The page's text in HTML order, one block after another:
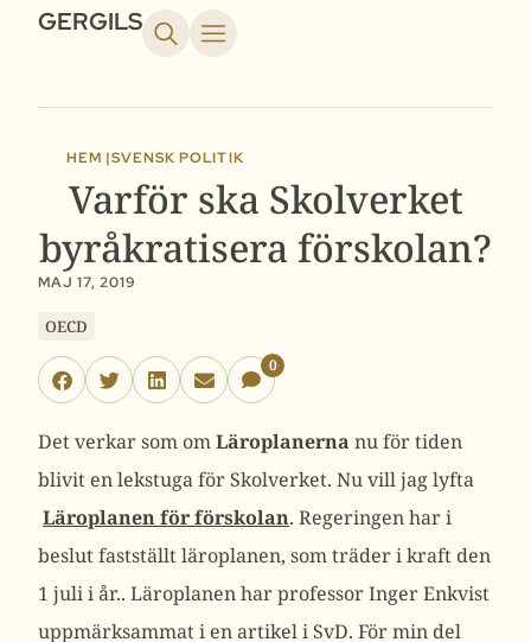
GERGILS
HEM |SVENSK POLITIK
Varför ska Skolverket
byråkratisera förskolan?
MAJ 17, 2019
OECD
0
Det verkar som omLäroplanerna nu för tiden
blivit en lekstuga för Skolverket. Nu vill jag lyfta
Läroplanen för förskolan. Regeringen har i
beslut fastställt läroplanen, som träder i kraft den
1 juli i år.. Läroplanen har professor Inger Enkvist
uppmärksammat i en artikel i SvD. För min del